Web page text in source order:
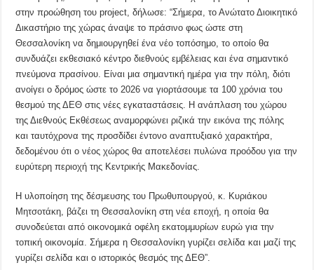
στην προώθηση του project, δήλωσε: “Σήμερα, το Ανώτατο Διοικητικό
Δικαστήριο της χώρας άναψε το πράσινο φως ώστε στη
Θεσσαλονίκη να δημιουργηθεί ένα νέο τοπόσημο, το οποίο θα
συνδυάζει εκθεσιακό κέντρο διεθνούς εμβέλειας και ένα σημαντικό
πνεύμονα πρασίνου. Είναι μια σημαντική ημέρα για την πόλη, διότι
ανοίγει ο δρόμος ώστε το 2026 να γιορτάσουμε τα 100 χρόνια του
θεσμού της ΔΕΘ στις νέες εγκαταστάσεις. Η ανάπλαση του χώρου
της Διεθνούς Εκθέσεως αναμορφώνει ριζικά την εικόνα της πόλης
και ταυτόχρονα της προσδίδει έντονο αναπτυξιακό χαρακτήρα,
δεδομένου ότι ο νέος χώρος θα αποτελέσει πυλώνα προόδου για την
ευρύτερη περιοχή της Κεντρικής Μακεδονίας.
Η υλοποίηση της δέσμευσης του Πρωθυπουργού, κ. Κυριάκου
Μητσοτάκη, βάζει τη Θεσσαλονίκη στη νέα εποχή, η οποία θα
συνοδεύεται από οικονομικά οφέλη εκατομμυρίων ευρώ για την
τοπική οικονομία. Σήμερα η Θεσσαλονίκη γυρίζει σελίδα και μαζί της
γυρίζει σελίδα και ο ιστορικός θεσμός της ΔΕΘ”.